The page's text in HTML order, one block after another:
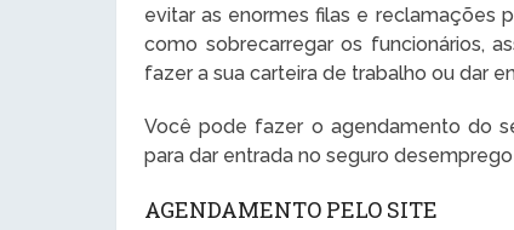
evitar as enormes filas e reclamações
como sobrecarregar os funcionários,
fazer a sua carteira de trabalho ou dar
Você pode fazer o agendamento do
para dar entrada no seguro
AGENDAMENTO PELO SITE